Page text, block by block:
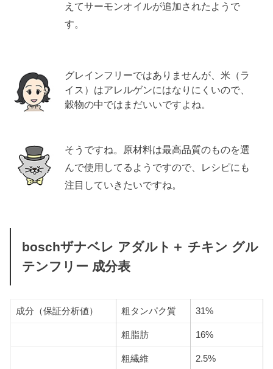
えてサーモンオイルが追加されたようで
す。
グレインフリーではありませんが、米（ラ
イス）はアレルゲンにはなりにくいので、
穀物の中ではまだいいですよね。
そうですね。原材料は最高品質のものを選
んで使用してるようですので、レシピにも
注目していきたいですね。
boschザナベレ アダルト＋ チキン グル
テンフリー 成分表
成分（保証分析値） 粗タンパク質 31%
粗脂肪 16%
粗繊維 2.5%